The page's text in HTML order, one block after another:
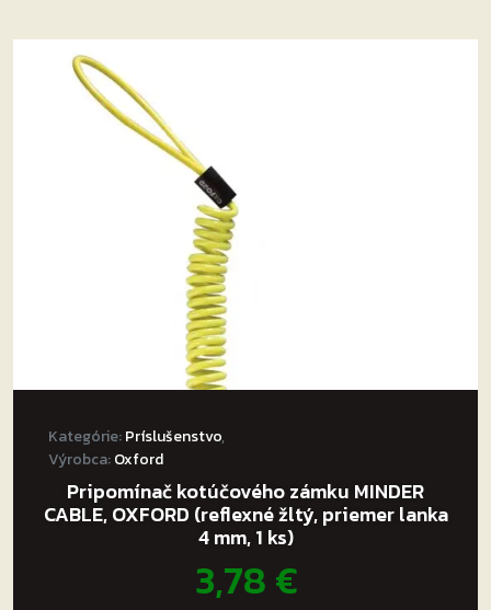
Kategórie:Príslušenstvo,
Výrobca:Oxford
Pripomínač kotúčového zámku MINDER
CABLE, OXFORD (reflexné žltý, priemer lanka
4 mm, 1 ks)
3,78€